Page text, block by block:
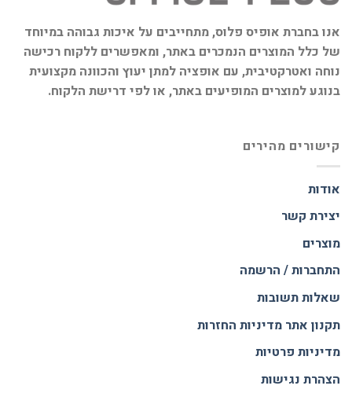
אנו בחברת אופיס פלוס, מתחייבים על איכות גבוהה במיוחד
של כלל המוצרים הנמכרים באתר, ומאפשרים ללקוח רכישה
נוחה ואטרקטיבית, עם אופציה למתן יעוץ והכוונה מקצועית
בנוגע למוצרים המופיעים באתר, או לפי דרישת הלקוח.
קישורים מהירים
אודות
יצירת קשר
מוצרים
התחברות / הרשמה
שאלות תשובות
תקנון אתרמדיניות החזרות
מדיניות פרטיות
הצהרת נגישות